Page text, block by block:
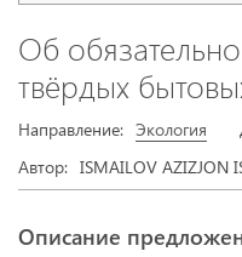
Об
твёрдых
Направление: Экология
Автор: ISMAILOV AZIZJON
Описание